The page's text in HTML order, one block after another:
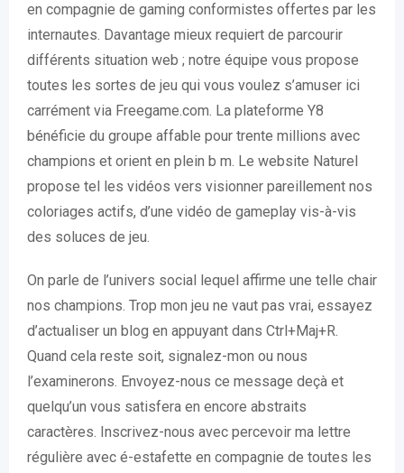
en compagnie de gaming conformistes offertes par les
internautes. Davantage mieux requiert de parcourir
différents situation web ; notre équipe vous propose
toutes les sortes de jeu qui vous voulez s’amuser ici
carrément via Freegame.com. La plateforme Y8
bénéficie du groupe affable pour trente millions avec
champions et orient en plein b m. Le website Naturel
propose tel les vidéos vers visionner pareillement nos
coloriages actifs, d’une vidéo de gameplay vis-à-vis
des soluces de jeu.
On parle de l’univers social lequel affirme une telle chair
nos champions. Trop mon jeu ne vaut pas vrai, essayez
d’actualiser un blog en appuyant dans Ctrl+Maj+R.
Quand cela reste soit, signalez-mon ou nous
l’examinerons. Envoyez-nous ce message deçà et
quelqu’un vous satisfera en encore abstraits
caractères. Inscrivez-nous avec percevoir ma lettre
régulière avec é-estafette en compagnie de toutes les